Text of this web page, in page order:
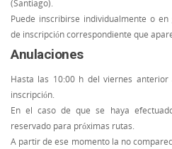
(Santiago).
Puede inscribirse individualmente o
de inscripción correspondiente que
Anulaciones
Hasta las 10:00 h del viernes
inscripción.
En el caso de que se haya
reservado para próximas rutas.
A partir de ese momento la no